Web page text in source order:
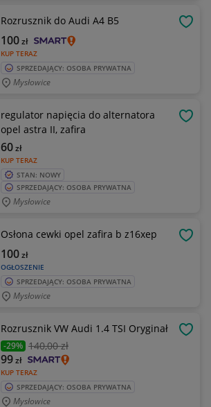
Rozrusznik do Audi A4 B5
KUP TERAZ
100zł
SPRZEDAJĄCY: OSOBA PRYWATNA
Mysłowice
regulator napięcia do alternatora
opel astra II, zafira
KUP TERAZ
60zł
STAN: NOWY
SPRZEDAJĄCY: OSOBA PRYWATNA
Mysłowice
Osłona cewki opel zafira b z16xep
OGŁOSZENIE
100zł
SPRZEDAJĄCY: OSOBA PRYWATNA
Mysłowice
Rozrusznik VW Audi 1.4 TSI Oryginał
-29% 140,00 zł
KUP TERAZ
99zł
SPRZEDAJĄCY: OSOBA PRYWATNA
Mysłowice